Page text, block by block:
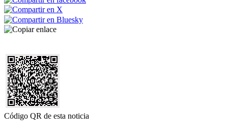
Código QR de esta noticia